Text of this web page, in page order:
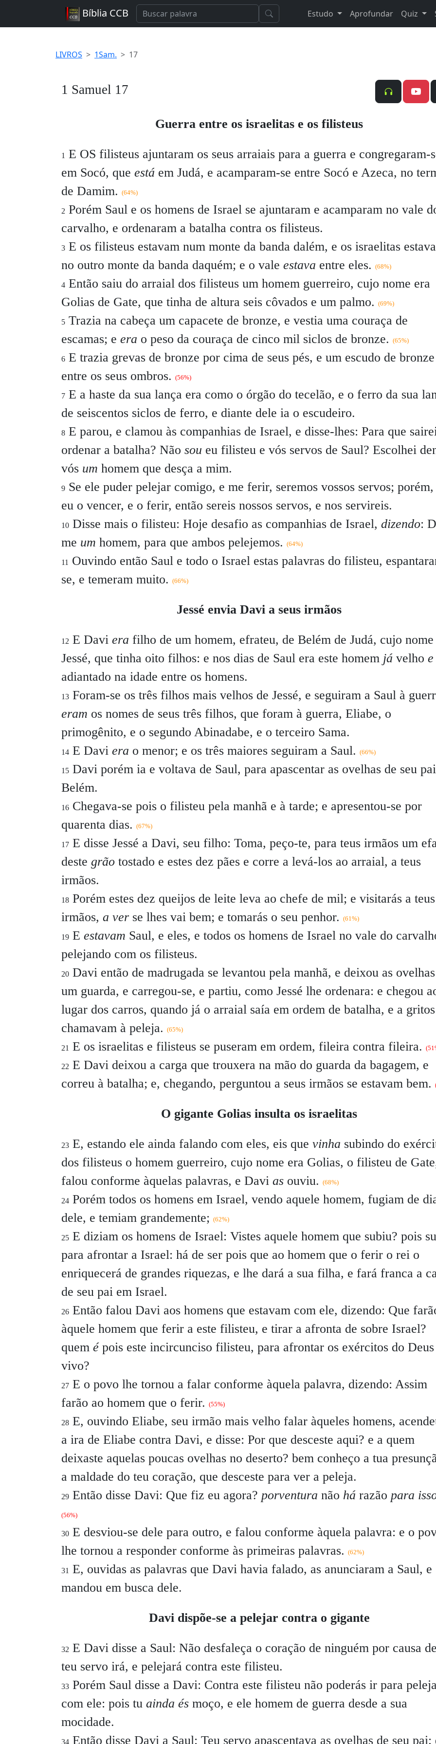
Bíblia CCB Estudo Aprofundar Quiz
LIVROS 1Sam. 17
1 Samuel 17
Guerra entre os israelitas e os filisteus
1 E OS filisteus ajuntaram os seus arraiais para a guerra e congregaram-
em Socó, que está em Judá, e acamparam-se entre Socó e Azeca, no
de Damim. (64%)
2 Porém Saul e os homens de Israel se ajuntaram e acamparam no vale
carvalho, e ordenaram a batalha contra os filisteus.
3 E os filisteus estavam num monte da banda dalém, e os israelitas
no outro monte da banda daquém; e o vale estava entre eles. (68%)
4 Então saiu do arraial dos filisteus um homem guerreiro, cujo nome era
Golias de Gate, que tinha de altura seis côvados e um palmo. (69%)
5 Trazia na cabeça um capacete de bronze, e vestia uma couraça de
escamas; e era o peso da couraça de cinco mil siclos de bronze. (65%)
6 E trazia grevas de bronze por cima de seus pés, e um escudo de bronze
entre os seus ombros. (56%)
7 E a haste da sua lança era como o órgão do tecelão, e o ferro da sua
de seiscentos siclos de ferro, e diante dele ia o escudeiro.
8 E parou, e clamou às companhias de Israel, e disse-lhes: Para que
ordenar a batalha? Não sou eu filisteu e vós servos de Saul? Escolhei
vós um homem que desça a mim.
9 Se ele puder pelejar comigo, e me ferir, seremos vossos servos; porém,
eu o vencer, e o ferir, então sereis nossos servos, e nos servireis.
10 Disse mais o filisteu: Hoje desafio as companhias de Israel, dizendo:
me um homem, para que ambos pelejemos. (64%)
11
Ouvindo então Saul e todo o Israel estas palavras do filisteu,
se, e temeram muito. (66%)
Jessé envia Davi a seus irmãos
12 E Davi era filho de um homem, efrateu, de Belém de Judá, cujo nome
Jessé, que tinha oito filhos: e nos dias de Saul era este homem já velho e
adiantado na idade entre os homens.
13 Foram-se os três filhos mais velhos de Jessé, e seguiram a Saul à
eram os nomes de seus três filhos, que foram à guerra, Eliabe, o
primogênito, e o segundo Abinadabe, e o terceiro Sama.
14 E Davi era o menor; e os três maiores seguiram a Saul. (66%)
15 Davi porém ia e voltava de Saul, para apascentar as ovelhas de seu
Belém.
16 Chegava-se pois o filisteu pela manhã e à tarde; e apresentou-se por
quarenta dias. (67%)
17 E disse Jessé a Davi, seu filho: Toma, peço-te, para teus irmãos um
deste grão tostado e estes dez pães e corre a levá-los ao arraial, a teus
irmãos.
18 Porém estes dez queijos de leite leva ao chefe de mil; e visitarás a teus
irmãos, a ver se lhes vai bem; e tomarás o seu penhor. (61%)
19 E estavam Saul, e eles, e todos os homens de Israel no vale do
pelejando com os filisteus.
20 Davi então de madrugada se levantou pela manhã, e deixou as
um guarda, e carregou-se, e partiu, como Jessé lhe ordenara: e chegou
lugar dos carros, quando já o arraial saía em ordem de batalha, e a gritos
chamavam à peleja. (65%)
21 E os israelitas e filisteus se puseram em ordem, fileira contra fileira.
22 E Davi deixou a carga que trouxera na mão do guarda da bagagem, e
correu à batalha; e, chegando, perguntou a seus irmãos se estavam bem.
O gigante Golias insulta os israelitas
23 E, estando ele ainda falando com eles, eis que vinha subindo do
dos filisteus o homem guerreiro, cujo nome era Golias, o filisteu de
falou conforme àquelas palavras, e Davi as ouviu. (68%)
24 Porém todos os homens em Israel, vendo aquele homem, fugiam de
dele, e temiam grandemente; (62%)
25 E diziam os homens de Israel: Vistes aquele homem que subiu? pois
para afrontar a Israel: há de ser pois que ao homem que o ferir o rei o
enriquecerá de grandes riquezas, e lhe dará a sua filha, e fará franca a
de seu pai em Israel.
26 Então falou Davi aos homens que estavam com ele, dizendo: Que
àquele homem que ferir a este filisteu, e tirar a afronta de sobre Israel?
quem épois este incircunciso filisteu, para afrontar os exércitos do Deus
vivo?
27 E o povo lhe tornou a falar conforme àquela palavra, dizendo: Assim
farão ao homem que o ferir. (55%)
28 E, ouvindo Eliabe, seu irmão mais velho falar àqueles homens,
a ira de Eliabe contra Davi, e disse: Por que desceste aqui? e a quem
deixaste aquelas poucas ovelhas no deserto? bem conheço a tua
a maldade do teu coração, que desceste para ver a peleja.
29 Então disse Davi: Que fiz eu agora? porventura não há razão para
(56%)
30 E desviou-se dele para outro, e falou conforme àquela palavra: e o
lhe tornou a responder conforme às primeiras palavras. (62%)
31 E, ouvidas as palavras que Davi havia falado, as anunciaram a Saul, e
mandou em busca dele.
Davi dispõe-se a pelejar contra o gigante
32 E Davi disse a Saul: Não desfaleça o coração de ninguém por causa
teu servo irá, e pelejará contra este filisteu.
33 Porém Saul disse a Davi: Contra este filisteu não poderás ir para
com ele: pois tu ainda és moço, e ele homem de guerra desde a sua
mocidade.
34 Então disse Davi a Saul: Teu servo apascentava as ovelhas de seu pai;